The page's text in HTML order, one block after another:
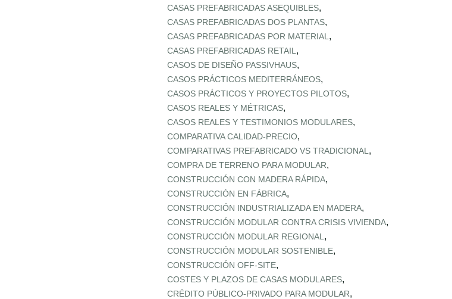
CASAS PREFABRICADAS ASEQUIBLES,
CASAS PREFABRICADAS DOS PLANTAS,
CASAS PREFABRICADAS POR MATERIAL ,
CASAS PREFABRICADAS RETAIL ,
CASOS DE DISEÑO PASSIVHAUS,
CASOS PRÁCTICOS MEDITERRÁNEOS,
CASOS PRÁCTICOS Y PROYECTOS PILOTOS,
CASOS REALES Y MÉTRICAS,
CASOS REALES Y TESTIMONIOS MODULARES,
COMPARATIVA CALIDAD‑PRECIO,
COMPARATIVAS PREFABRICADO VS TRADICIONAL ,
COMPRA DE TERRENO PARA MODULAR,
CONSTRUCCIÓN CON MADERA RÁPIDA,
CONSTRUCCIÓN EN FÁBRICA,
CONSTRUCCIÓN INDUSTRIALIZADA EN MADERA,
CONSTRUCCIÓN MODULAR CONTRA CRISIS VIVIENDA,
CONSTRUCCIÓN MODULAR REGIONAL ,
CONSTRUCCIÓN MODULAR SOSTENIBLE,
CONSTRUCCIÓN OFF‑SITE,
COSTES Y PLAZOS DE CASAS MODULARES,
CRÉDITO PÚBLICO‑PRIVADO PARA MODULAR,